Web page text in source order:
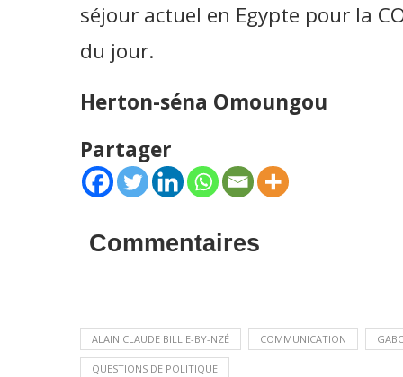
séjour actuel en Egypte pour la
du jour.
Herton-séna Omoungou
Partager
Commentaires
ALAIN CLAUDE BILLIE-BY-NZÉ COMMUNICATION
QUESTIONS DE POLITIQUE